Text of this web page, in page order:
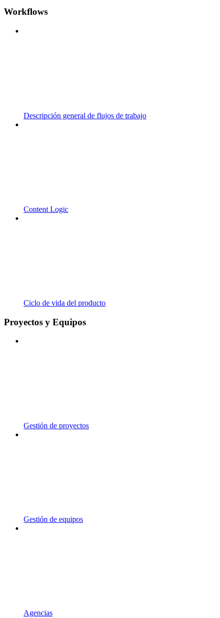
Workflows
Descripción general de flujos de trabajo
Content Logic
Ciclo de vida del producto
Proyectos y Equipos
Gestión de proyectos
Gestión de equipos
Agencias